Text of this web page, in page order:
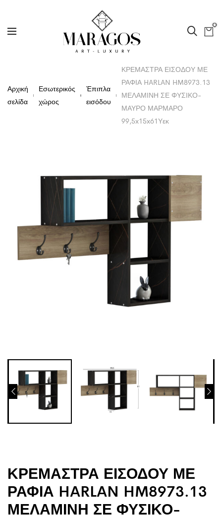
0
Αρχική
σελίδα
Εσωτερικός
χώρος
Έπιπλα
εισόδου
ΚΡΕΜΑΣΤΡΑ ΕΙΣΟΔΟΥ ΜΕ
ΡΑΦΙΑ HARLAN HM8973.13
ΜΕΛΑΜΙΝΗ ΣΕ ΦΥΣΙΚΟ-
ΜΑΥΡΟ ΜΑΡΜΑΡΟ
99,5x15x61Υεκ
ΚΡΕΜΑΣΤΡΑ ΕΙΣΟΔΟΥ ΜΕ
ΡΑΦΙΑ HARLAN HM8973.13
ΜΕΛΑΜΙΝΗ ΣΕ ΦΥΣΙΚΟ-